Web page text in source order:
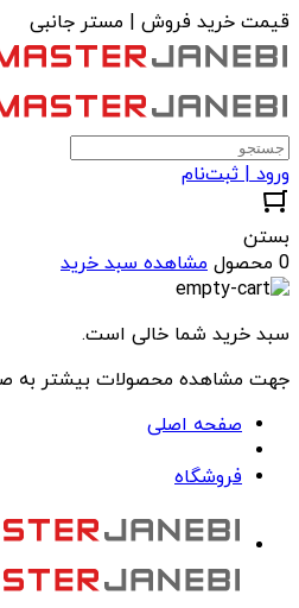
قیمت خرید فروش | مستر جانبی
ورود | ثبت‌نام
بستن
0 محصول
مشاهده سبد خرید
سبد خرید شما خالی است.
جهت مشاهده محصولات بیشتر به
صفحه اصلی
فروشگاه